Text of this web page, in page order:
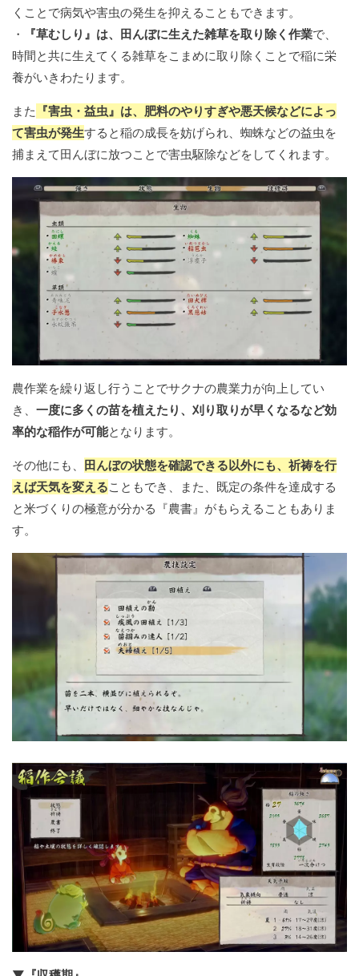
くことで病気や害虫の発生を抑えることもできます。
・
『草むしり』は、田んぼに生えた雑草を取り除く作業で、
時間と共に生えてくる雑草をこまめに取り除くことで稲に栄
養がいきわたります。
また 『害虫・益虫』は、肥料のやりすぎや悪天候などによっ
て害虫が発生すると稲の成長を妨げられ、蜘蛛などの益虫を
捕まえて田んぼに放つことで害虫駆除などをしてくれます。
農作業を繰り返し行うことでサクナの農業力が向上してい
き、 一度に多くの苗を植えたり、刈り取りが早くなるなど効
率的な稲作が可能となります。
その他にも、
田んぼの状態を確認できる以外にも、祈祷を行
えば天気を変えることもでき、また、既定の条件を達成する
と米づくりの極意が分かる『農書』がもらえることもありま
す。